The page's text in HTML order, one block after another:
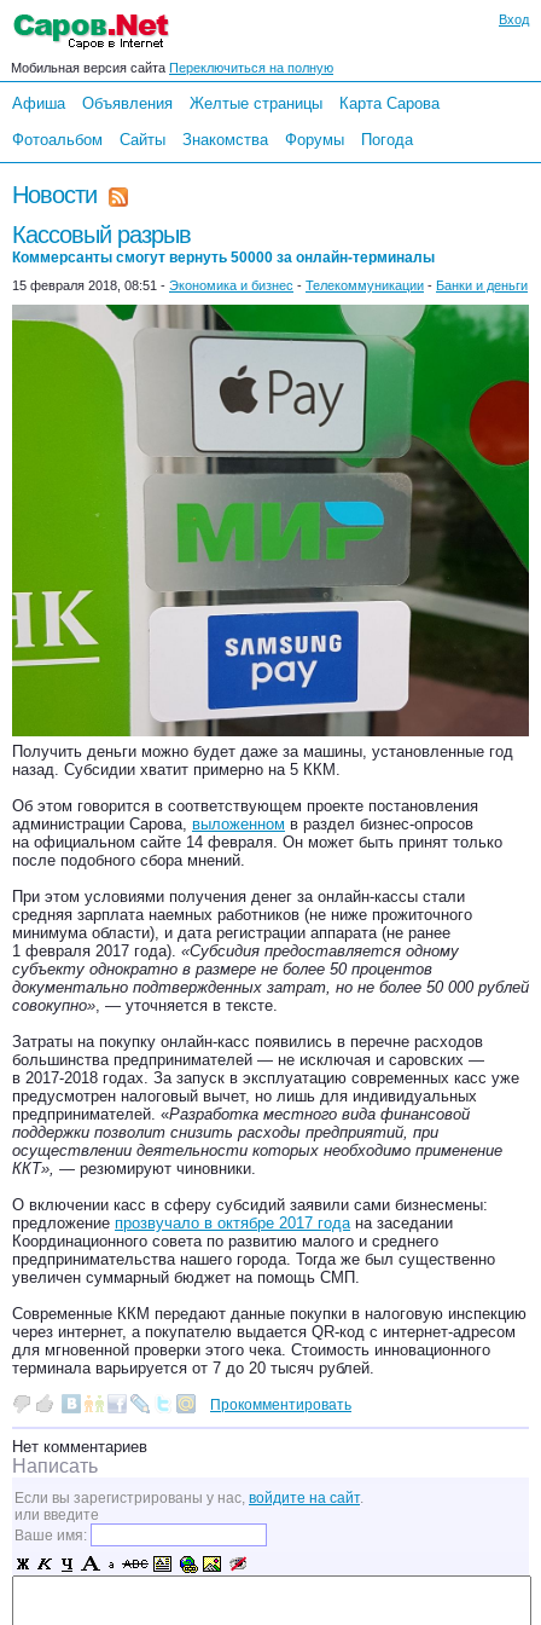
Вход
Мобильная версия сайта Переключиться на полную
Афиша Объявления Желтые страницы
Карта Сарова
Фотоальбом
Сайты Знакомства Форумы Погода
Новости
Кассовый разрыв
Коммерсанты смогут вернуть 50000 за онлайн-терминалы
15 февраля 2018, 08:51 - Экономика и бизнес - Телекоммуникации - Банки и деньги
Получить деньги можно будет даже за машины, установленные год
назад. Субсидии хватит примерно на 5 ККМ.
Об этом говорится в соответствующем проекте постановления
администрации Сарова, выложенном в раздел бизнес-опросов
на официальном сайте 14 февраля. Он может быть принят только
после подобного сбора мнений.
При этом условиями получения денег за онлайн-кассы стали
средняя зарплата наемных работников (не ниже прожиточного
минимума области), и дата регистрации аппарата (не ранее
1 февраля 2017 года). «Субсидия предоставляется одному
субъекту однократно в размере не более 50 процентов
документально подтвержденных затрат, но не более 50 000 рублей
совокупно» , — уточняется в тексте.
Затраты на покупку онлайн-касс появились в перечне расходов
большинства предпринимателей — не исключая и саровских —
в 2017-2018 годах. За запуск в эксплуатацию современных касс уже
предусмотрен налоговый вычет, но лишь для индивидуальных
предпринимателей. «Разработка местного вида финансовой
поддержки позволит снизить расходы предприятий, при
осуществлении деятельности которых необходимо применение
ККТ», — резюмируют чиновники.
О включении касс в сферу субсидий заявили сами бизнесмены:
предложение прозвучало в октябре 2017 года на заседании
Координационного совета по развитию малого и среднего
предпринимательства нашего города. Тогда же был существенно
увеличен суммарный бюджет на помощь СМП.
Современные ККМ передают данные покупки в налоговую инспекцию
через интернет, а покупателю выдается QR-код с интернет-адресом
для мгновенной проверки этого чека. Стоимость инновационного
терминала варьируется от 7 до 20 тысяч рублей.
Прокомментировать
Нет комментариев
Написать
Если вы зарегистрированы у нас, войдите на сайт.
или введите
Ваше имя: